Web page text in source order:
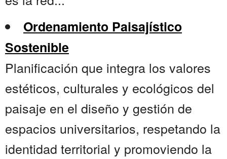
Ordenamiento Paisajístico
Sostenible
Planificación que integra los valores
estéticos, culturales y ecológicos del
paisaje en el diseño y gestión de
espacios universitarios, respetando la
identidad territorial y promoviendo la